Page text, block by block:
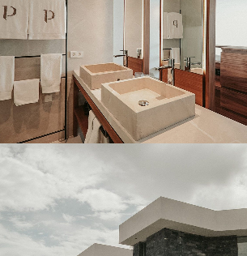
CREMA ELVIRA
NEGRO MARKINA